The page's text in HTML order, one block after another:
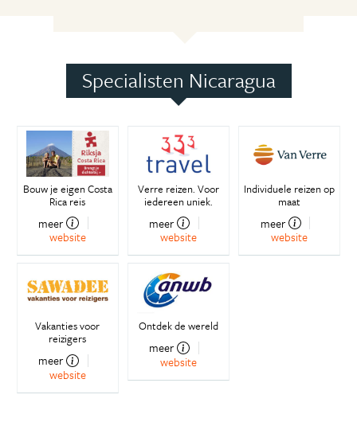
Specialisten Nicaragua
Bouw je eigen Costa
Rica reis
meer
website
Verre reizen. Voor
iedereen uniek.
meer
website
Individuele reizen op
maat
meer
website
Vakanties voor
reizigers
meer
website
Ontdek de wereld
meer
website